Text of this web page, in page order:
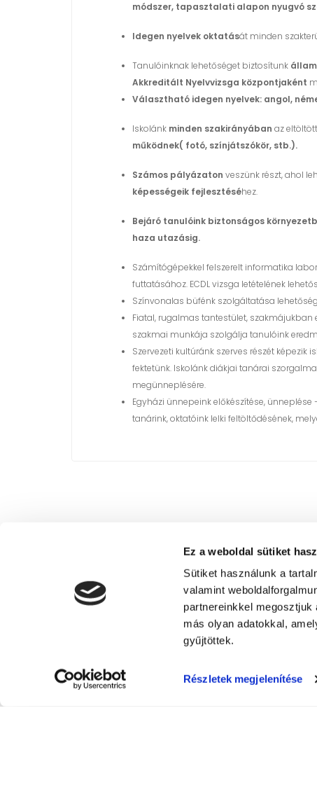
Ez a weboldal sütiket
Sütiket használunk a
valamint
partnereinkkel
más olyan adatokkal,
gyűjtöttek.
Részletek megjelenítése
módszer, tapasztalati alapon nyugvó
Idegen nyelvek oktatását minden
Tanulóinknak lehetőséget biztosítunk
Akkreditált Nyelvvizsga központjaként
Választható idegen nyelvek: angol,
Iskolánk minden szakirányában az
működnek( fotó, színjátszókör, stb.).
Számos pályázaton veszünk részt, ahol
képességeik fejlesztéséhez.
Bejáró tanulóink biztonságos
haza utazásig.
Számítógépekkel felszerelt informatika
futtatásához. ECDL vizsga letételének
Színvonalas büfénk szolgáltatása
Fiatal, rugalmas tantestület,
szakmai munkája szolgálja tanulóink
Szervezeti kultúránk szerves részét
fektetünk. Iskolánk diákjai tanárai
megünneplésére.
Egyházi ünnepeink előkészítése,
tanárink, oktatóink lelki feltöltődésének,